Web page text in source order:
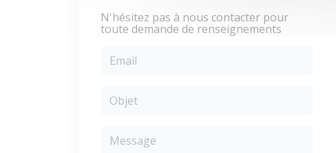
N'hésitez pas à nous contacter pour
toute demande de renseignements